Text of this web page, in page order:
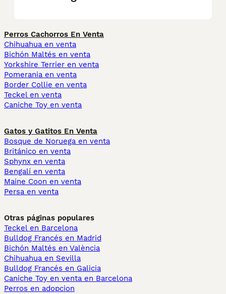
Perros Cachorros En Venta
Chihuahua en venta
Bichón Maltés en venta
Yorkshire Terrier en venta
Pomerania en venta
Border Collie en venta
Teckel en venta
Caniche Toy en venta
Gatos y Gatitos En Venta
Bosque de Noruega en venta
Británico en venta
Sphynx en venta
Bengalí en venta
Maine Coon en venta
Persa en venta
Otras páginas populares
Teckel en Barcelona
Bulldog Francés en Madrid
Bichón Maltés en València
Chihuahua en Sevilla
Bulldog Francés en Galicia
Caniche Toy en venta en Barcelona
Perros en adopcion